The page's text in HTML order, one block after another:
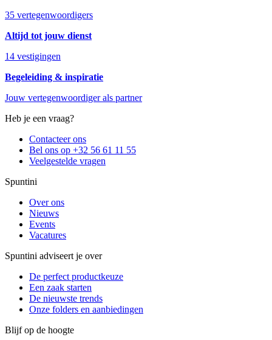
35 vertegenwoordigers
Altijd tot jouw dienst
14 vestigingen
Begeleiding & inspiratie
Jouw vertegenwoordiger als partner
Heb je een vraag?
Contacteer ons
Bel ons op +32 56 61 11 55
Veelgestelde vragen
Spuntini
Over ons
Nieuws
Events
Vacatures
Spuntini adviseert je over
De perfect productkeuze
Een zaak starten
De nieuwste trends
Onze folders en aanbiedingen
Blijf op de hoogte